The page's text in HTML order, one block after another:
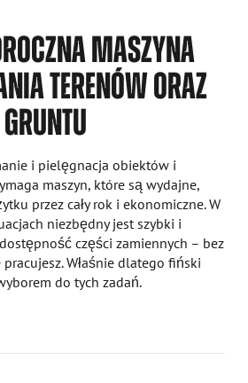
MASZYNA
TERENÓW ORAZ
i pielęgnacja obiektów i
maszyn, które są wydajne,
przez cały rok i ekonomiczne. W
niezbędny jest szybki i
części zamiennych – bez
Właśnie dlatego fiński
do tych zadań.